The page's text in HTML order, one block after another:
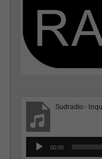
Sudradio -
Lecteur
audio
00:00